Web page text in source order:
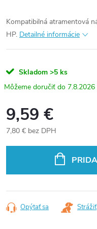
Kompatibilná atramentová
HP. Detailné informácie
Skladom >5 ks
7.8.2026
9,59 €
7,80 € bez DPH
Opýtať sa Strážiť